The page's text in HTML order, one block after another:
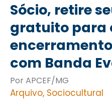
Sócio, retire
gratuito para
com Banda
Por APCEF/MG
Arquivo, Sociocultural